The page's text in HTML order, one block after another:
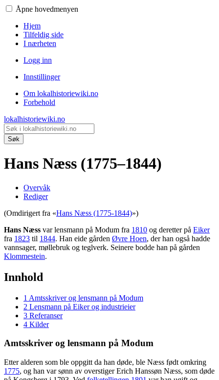
Åpne hovedmenyen
Hjem
Tilfeldig side
I nærheten
Logg inn
Innstillinger
Om lokalhistoriewiki.no
Forbehold
lokalhistoriewiki.no
Søk
Hans Næss (1775–1844)
Overvåk
Rediger
(Omdirigert fra «Hans Næss (1775-1844)»)
Hans Næss var lensmann på Modum fra 1810 og deretter på Eiker
fra 1823 til 1844. Han eide gården Øvre Hoen, der han også hadde
vannsager, møllebruk og teglverk. Seinere bodde han på gården
Klommestein.
Innhold
1 Amtsskriver og lensmann på Modum
2 Lensmann på Eiker og industrieier
3 Referanser
4 Kilder
Amtsskriver og lensmann på Modum
Etter alderen som ble oppgitt da han døde, ble Næss født omkring
1775, og han var sønn av overstiger Erich Hanssøn Næss, som døde